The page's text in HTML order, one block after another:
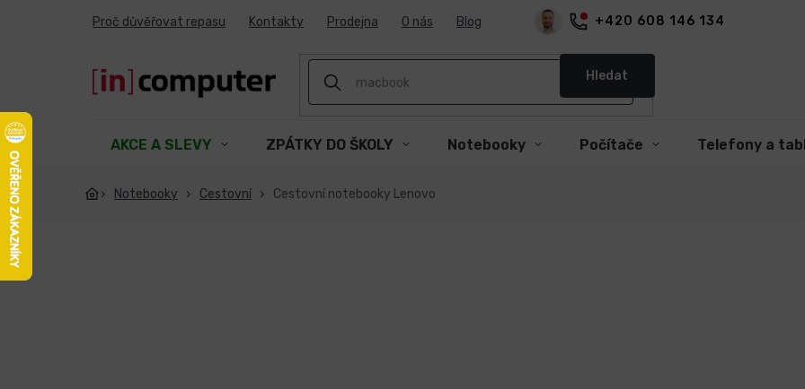
+420 608 146 134
Proč důvěřovat repasu Kontakty Prodejna O nás Blog
Hledat
AKCE A SLEVY ZPÁTKY DO ŠKOLY Notebooky Počítače Telefony a
Notebooky Cestovní Cestovní notebooky Lenovo